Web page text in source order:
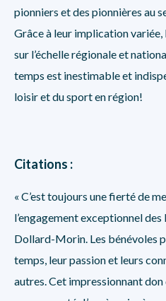
pionniers et des pionnières au
Grâce à leur implication
sur l’échelle régionale et
temps est inestimable et
loisir et du sport en région!
Citations :
« C’est toujours une fierté de
l’engagement exceptionnel
Dollard-Morin. Les bénévoles
temps, leur passion et leurs
autres. Cet impressionnant